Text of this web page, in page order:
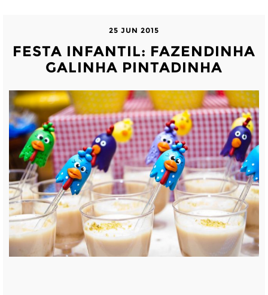
25 JUN 2015
FESTA INFANTIL: FAZENDINHA
GALINHA PINTADINHA